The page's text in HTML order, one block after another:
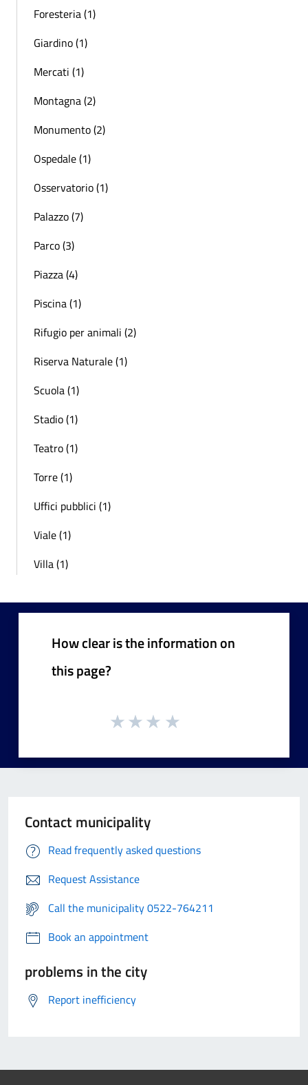
Foresteria (1)
Giardino (1)
Mercati (1)
Montagna (2)
Monumento (2)
Ospedale (1)
Osservatorio (1)
Palazzo (7)
Parco (3)
Piazza (4)
Piscina (1)
Rifugio per animali (2)
Riserva Naturale (1)
Scuola (1)
Stadio (1)
Teatro (1)
Torre (1)
Uffici pubblici (1)
Viale (1)
Villa (1)
How clear is the information on
this page?
Contact municipality
Read frequently asked questions
Request Assistance
Call the municipality 0522-764211
Book an appointment
problems in the city
Report inefficiency